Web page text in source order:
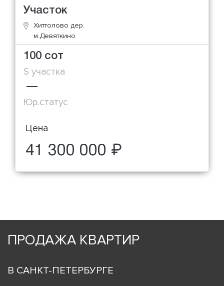
Участок
Хиттолово дер.
м.Девяткино
100 сот
S участка
—
Юр.статус
Цена
41 300 000 ₽
ПРОДАЖА КВАРТИР
В САНКТ-ПЕТЕРБУРГЕ